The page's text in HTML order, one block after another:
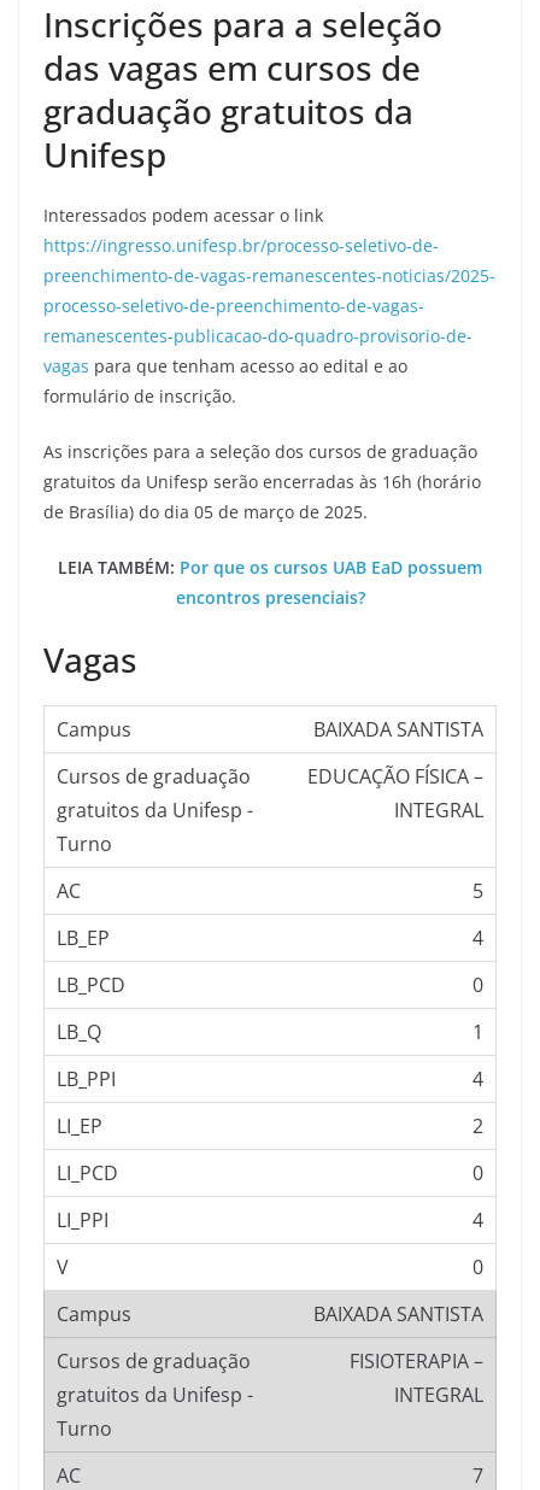
Inscrições para a seleção
das vagas em cursos de
graduação gratuitos da
Unifesp
Interessados podem acessar o link
https://ingresso.unifesp.br/processo-seletivo-de-
preenchimento-de-vagas-remanescentes-noticias/2025-
processo-seletivo-de-preenchimento-de-vagas-
remanescentes-publicacao-do-quadro-provisorio-de-
vagas para que tenham acesso ao edital e ao
formulário de inscrição.
As inscrições para a seleção dos cursos de graduação
gratuitos da Unifesp serão encerradas às 16h (horário
de Brasília) do dia 05 de março de 2025.
LEIA TAMBÉM: Por que os cursos UAB EaD possuem
encontros presenciais?
Vagas
BAIXADA SANTISTA
EDUCAÇÃO FÍSICA –
INTEGRAL
5
4
0
1
4
2
0
4
0
BAIXADA SANTISTA
FISIOTERAPIA –
INTEGRAL
7